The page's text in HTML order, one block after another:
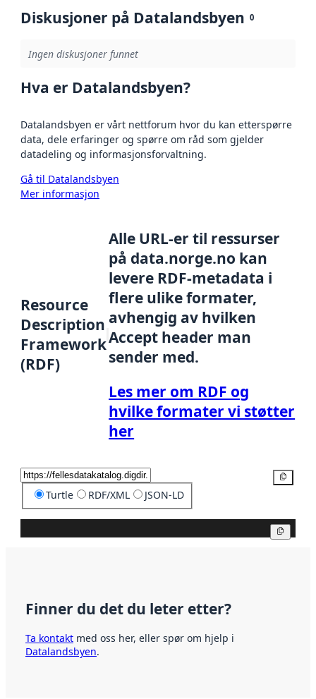
Diskusjoner på Datalandsbyen 0
Ingen diskusjoner funnet
Hva er Datalandsbyen?
Datalandsbyen er vårt nettforum hvor du kan etterspørre
data, dele erfaringer og spørre om råd som gjelder
datadeling og informasjonsforvaltning.
Gå til Datalandsbyen
Mer informasjon
Resource
Description
Framework
(RDF)
Alle URL-er til ressurser
på data.norge.no kan
levere RDF-metadata i
flere ulike formater,
avhengig av hvilken
Accept header man
sender med.
Les mer om RDF og
hvilke formater vi støtter
her
Turtle RDF/XML JSON-LD
Finner du det du leter etter?
Ta kontakt med oss her, eller spør om hjelp i
Datalandsbyen.